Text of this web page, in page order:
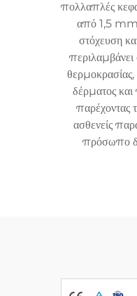
πολλαπλές
από 1,5 mm
στόχευση
δέρματος και
παρέχοντας
ασθενείς
πρόσωπο